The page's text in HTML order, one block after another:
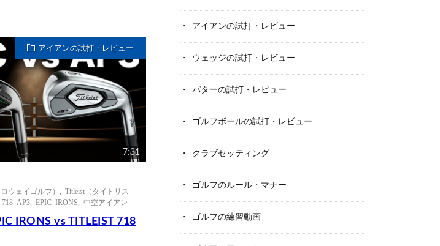
アイアンの試打・レビュー
7:31
ウェイゴルフ）
,Titleist（タイトリス
,718 AP3 ,EPIC IRONS ,中空アイアン
IRONS vs TITLEIST 718
アイアンの試打・レビュー
ウェッジの試打・レビュー
パターの試打・レビュー
ゴルフボールの試打・レビュー
クラブセッティング
ゴルフのルール・マナー
ゴルフの練習動画